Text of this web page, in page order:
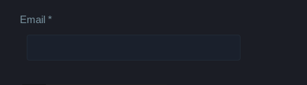
Email*